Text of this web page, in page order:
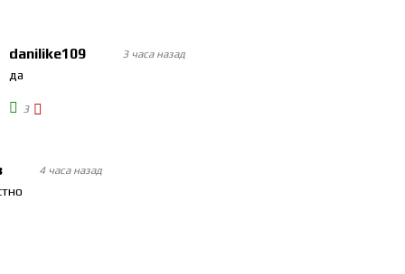
danilike109 3 часа назад
да
3
4 часа назад